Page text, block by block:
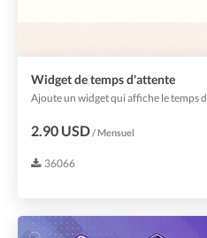
Widget de temps d'attente
2.90 USD/ Mensuel
36066